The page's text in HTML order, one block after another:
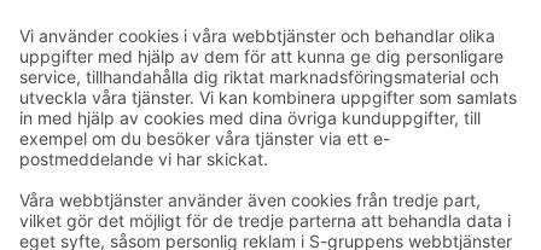
Ta kontakt
Kontaktuppgifter till hotellen
Feedback
Ge feedback